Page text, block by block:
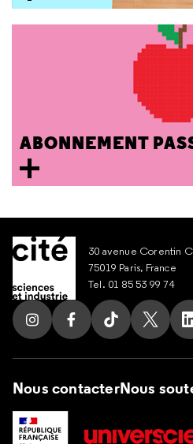
ABONNEMENT
30 avenue Corentin
75019 Paris, France
Tel. 01 85 53 99 74
Suivez nous sur Instagram
Suivez nous sur
Suivez nous
Suivez
Nous contacterNous